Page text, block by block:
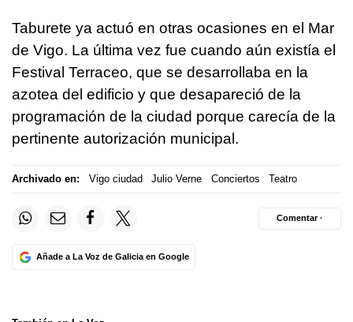
Taburete ya actuó en otras ocasiones en el Mar
de Vigo. La última vez fue cuando aún existía el
Festival Terraceo, que se desarrollaba en la
azotea del edificio y que desapareció de la
programación de la ciudad porque carecía de la
pertinente autorización municipal.
Archivado en: Vigo ciudad Julio Verne Conciertos Teatro
Añade a La Voz de Galicia en Google
Comentar ·